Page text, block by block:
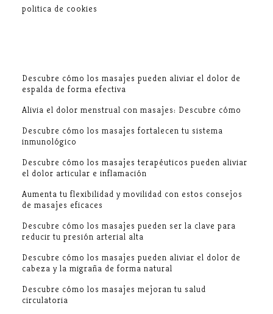
politica de cookies
Descubre cómo los masajes pueden aliviar el dolor de
espalda de forma efectiva
Alivia el dolor menstrual con masajes: Descubre cómo
Descubre cómo los masajes fortalecen tu sistema
inmunológico
Descubre cómo los masajes terapéuticos pueden aliviar
el dolor articular e inflamación
Aumenta tu flexibilidad y movilidad con estos consejos
de masajes eficaces
Descubre cómo los masajes pueden ser la clave para
reducir tu presión arterial alta
Descubre cómo los masajes pueden aliviar el dolor de
cabeza y la migraña de forma natural
Descubre cómo los masajes mejoran tu salud
circulatoria